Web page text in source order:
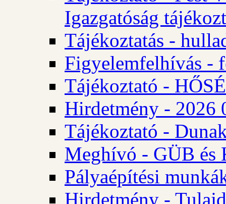
Igazgatóság
Tájékoztatás -
Figyelemfelhívás -
Tájékoztató -
Hirdetmény - 2026
Tájékoztató -
Meghívó - GÜB és
Pályaépítési
Hirdetmény -